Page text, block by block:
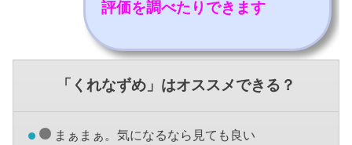
評価を調べたりできます
「くれなずめ」はオススメできる？
まぁまぁ。気になるなら見ても良い